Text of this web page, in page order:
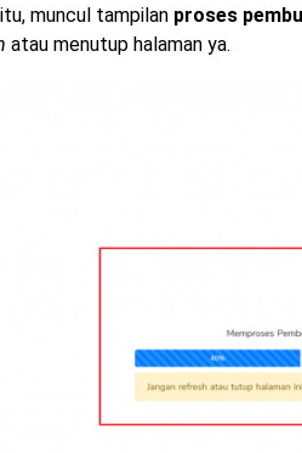
muncul tampilan proses
atau menutup halaman ya.